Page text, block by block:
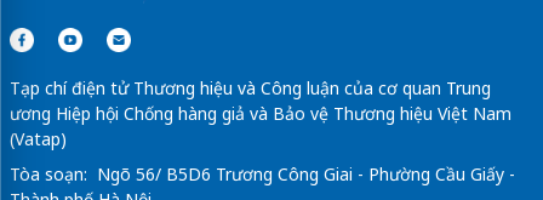
Tạp chí điện tử Thương hiệu và Công luận của cơ quan Trung
ương Hiệp hội Chống hàng giả và Bảo vệ Thương hiệu Việt Nam
(Vatap)
Tòa soạn: Ngõ 56/ B5D6 Trương Công Giai - Phường Cầu Giấy -